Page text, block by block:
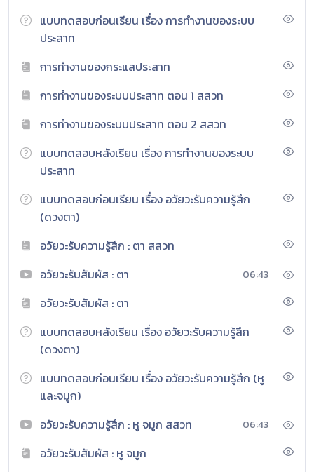
แบบทดสอบก่อนเรียน เรื่อง การทำงานของระบบ
ประสาท
การทำงานของกระแสประสาท
การทำงานของระบบประสาท ตอน 1 สสวท
การทำงานของระบบประสาท ตอน 2 สสวท
แบบทดสอบหลังเรียน เรื่อง การทำงานของระบบ
ประสาท
แบบทดสอบก่อนเรียน เรื่อง อวัยวะรับความรู้สึก
(ดวงตา)
อวัยวะรับความรู้สึก : ตา สสวท
อวัยวะรับสัมผัส : ตา
06:43
อวัยวะรับสัมผัส : ตา
แบบทดสอบหลังเรียน เรื่อง อวัยวะรับความรู้สึก
(ดวงตา)
แบบทดสอบก่อนเรียน เรื่อง อวัยวะรับความรู้สึก (หู
และจมูก)
อวัยวะรับความรู้สึก : หู จมูก สสวท
06:43
อวัยวะรับสัมผัส : หู จมูก